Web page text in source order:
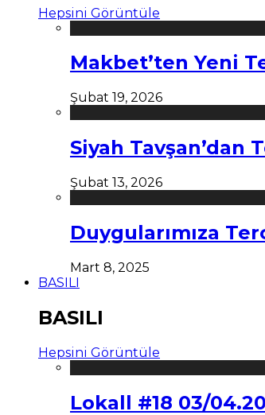
Hepsini Görüntüle
Makbet’ten Yeni
Şubat 19, 2026
Siyah Tavşan’dan
Şubat 13, 2026
Duygularımıza
Mart 8, 2025
BASILI
BASILI
Hepsini Görüntüle
Lokall #18 03/